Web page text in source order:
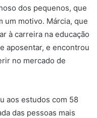
dos pequenos, que
um motivo. Márcia, que
à carreira na educação
aposentar, e encontrou
no mercado de
aos estudos com 58
das pessoas mais